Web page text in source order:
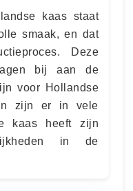
kaas staat
smaak, en dat
Deze
bij aan de
voor Hollandse
zijn er in vele
kaas heeft zijn
in de